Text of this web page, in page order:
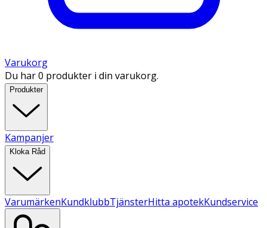
Varukorg
Du har 0 produkter i din varukorg.
Produkter
Kampanjer
Kloka Råd
VarumärkenKundklubbTjänsterHitta apotekKundservice